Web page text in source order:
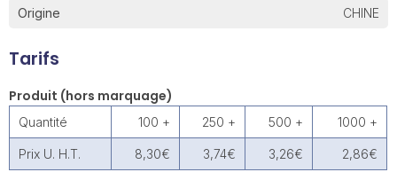
Origine CHINE
Tarifs
Produit (hors marquage)
Quantité 100 + 250 + 500 + 1000 +
Prix U. H.T. 8,30€ 3,74€ 3,26€ 2,86€